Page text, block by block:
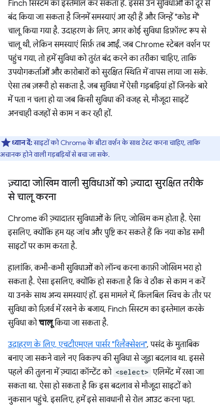
Finch सिस्टम का इस्तेमाल कर सकता है. इससे उन सुविधाओं को दूर से
बंद किया जा सकता है जिनमें समस्याएं आ रही हैं और जिन्हें "कोड में"
चालू किया गया है. उदाहरण के लिए, अगर कोई सुविधा डिफ़ॉल्ट रूप से
चालू थी, लेकिन समस्याएं सिर्फ़ तब आईं, जब Chrome स्टेबल वर्शन पर
पहुंच गया, तो हमें सुविधा को तुरंत बंद करने का तरीका चाहिए, ताकि
उपयोगकर्ताओं और कारोबारों को सुरक्षित स्थिति में वापस लाया जा सके.
ऐसा तब ज़रूरी हो सकता है, जब सुविधा में ऐसी गड़बड़ियां हों जिनके बारे
में पता न चला हो या जब किसी सुविधा की वजह से, मौजूदा साइटें
अनचाही वजहों से काम न कर रही हों.
ध्यान दें:साइटों को Chrome के बीटा वर्शन के साथ टेस्ट करना चाहिए, ताकि
अचानक होने वाली गड़बड़ियों से बचा जा सके.
ज़्यादा जोखिम वाली सुविधाओं को ज़्यादा सुरक्षित तरीके
से चालू करना
Chrome की ज़्यादातर सुविधाओं के लिए, जोखिम कम होता है. ऐसा
इसलिए, क्योंकि हम यह जांच और पुष्टि कर सकते हैं कि नया कोड सभी
साइटों पर काम करता है.
हालांकि, कभी-कभी सुविधाओं को लॉन्च करना काफ़ी जोखिम भरा हो
सकता है. ऐसा इसलिए, क्योंकि हो सकता है कि वे ठीक से काम न करें
या उनके साथ अन्य समस्याएं हों. इस मामले में, किलबिल स्विच के तौर पर
सुविधा को रिज़र्व में रखने के बजाय, Finch सिस्टम का इस्तेमाल करके
सुविधा कोचालूकिया जा सकता है.
उदाहरण के लिए, एचटीएमएल पार्सर "रिलैक्सेशन", पसंद के मुताबिक
बनाए जा सकने वाले नए विकल्प की सुविधा से जुड़ा बदलाव था. इससे
पहले की तुलना में ज़्यादा कॉन्टेंट को <select> एलिमेंट में रखा जा
सकता था. ऐसा हो सकता है कि इस बदलाव से मौजूदा साइटों को
नुकसान पहुंचे. इसलिए, हमें इसे सावधानी से रोल आउट करना पड़ा.